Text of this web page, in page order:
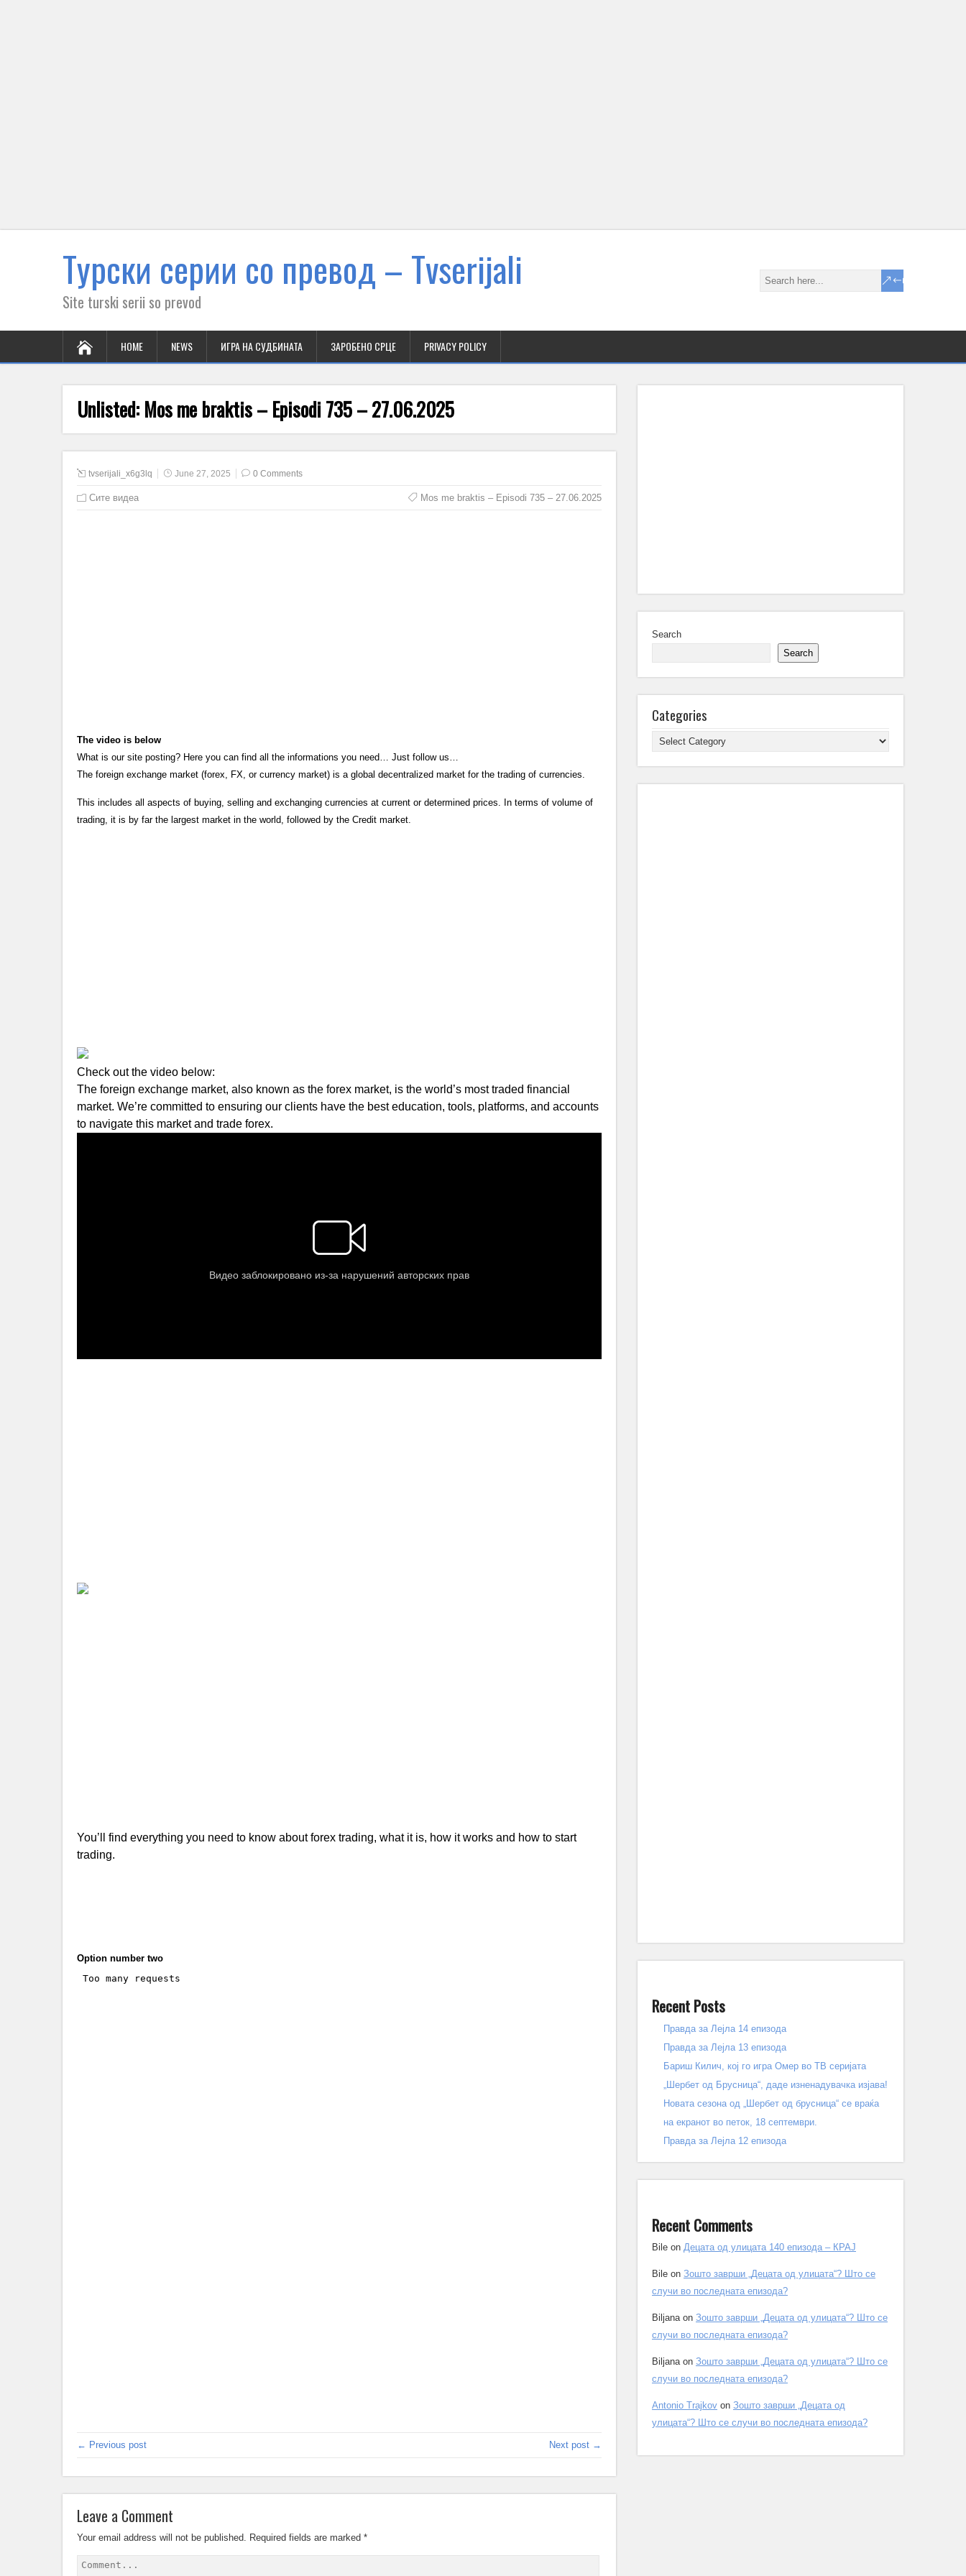
Tурски серии со превод – Тvserijali
Site turski serii so prevod
HOME NEWS ИГРА НА СУДБИНАТА ЗАРОБЕНО СРЦЕ PRIVACY POLICY
Unlisted: Mos me braktis – Episodi 735 – 27.06.2025
tvserijali_x6g3lq June 27, 2025 0 Comments
Сите видеа Mos me braktis – Episodi 735 – 27.06.2025
The video is below
What is our site posting? Here you can find all the informations you need… Just follow us…
The foreign exchange market (forex, FX, or currency market) is a global decentralized market for the trading of currencies.
This includes all aspects of buying, selling and exchanging currencies at current or determined prices. In terms of volume of
trading, it is by far the largest market in the world, followed by the Credit market.
Check out the video below:
The foreign exchange market, also known as the forex market, is the world’s most traded financial
market. We’re committed to ensuring our clients have the best education, tools, platforms, and accounts
to navigate this market and trade forex.
You’ll find everything you need to know about forex trading, what it is, how it works and how to start
trading.
Option number two
← Previous post Next post →
Leave a Comment
Your email address will not be published. Required fields are marked *
Search
Search
Categories
Categories
Recent Posts
Правда за Лејла 14 епизода
Правда за Лејла 13 епизода
Бариш Килич, кој го игра Омер во ТВ серијата
„Шербет од Брусница“, даде изненадувачка изјава!
Новата сезона од „Шербет од брусница“ се враќа
на екранот во петок, 18 септември.
Правда за Лејла 12 епизода
Recent Comments
Bile on Децата од улицата 140 епизода – КРАЈ
Bile on Зошто заврши „Децата од улицата“? Што се
случи во последната епизода?
Biljanaon Зошто заврши „Децата од улицата“? Што се
случи во последната епизода?
Biljanaon Зошто заврши „Децата од улицата“? Што се
случи во последната епизода?
Antonio Trajkov on Зошто заврши „Децата од
улицата“? Што се случи во последната епизода?